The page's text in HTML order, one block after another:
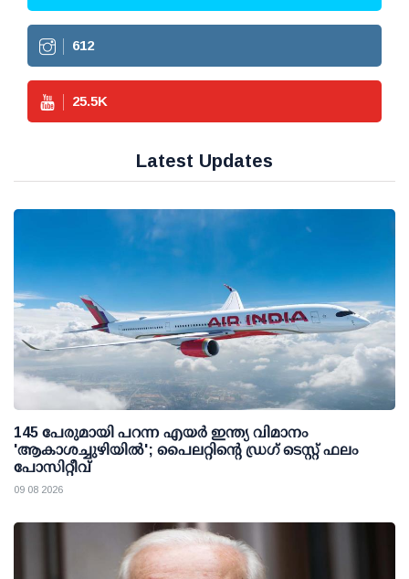
612
25.5K
Latest Updates
145 പേരുമായി പറന്ന എയര്‍ ഇന്ത്യ വിമാനം
'ആകാശച്ചുഴിയില്‍'; പൈലറ്റിന്റെ ഡ്രഗ് ടെസ്റ്റ് ഫലം
പോസിറ്റീവ്
09 08 2026